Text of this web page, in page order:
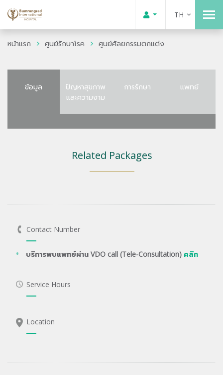
TH
หน้าแรก ศูนย์รักษาโรค ศูนย์ศัลยกรรมตกแต่ง
ข้อมูล
ปัญหาสุขภาพ
และความงาม
การรักษา แพทย์
Related Packages
Contact Number
บริการพบแพทย์ผ่าน VDO call (Tele-Consultation) คลิก
Service Hours
Location